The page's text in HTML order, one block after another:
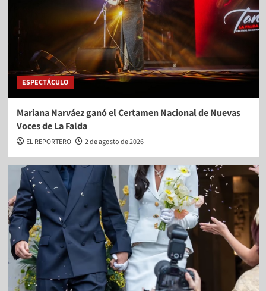
ESPECTÁCULO
Mariana Narváez ganó el Certamen Nacional de Nuevas
Voces de La Falda
EL REPORTERO 2 de agosto de 2026